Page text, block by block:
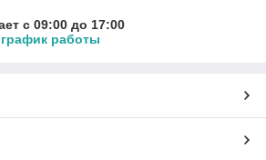
с 09:00 до 17:00
работы